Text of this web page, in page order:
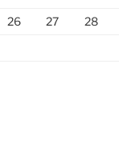
26 27 28